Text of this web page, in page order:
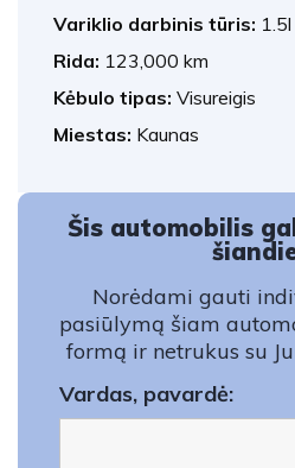
Variklio darbinis tūris:
Rida: 123,000 km
Kėbulo tipas: Visureigis
Miestas: Kaunas
Šis automobilis
Norėdami gauti
pasiūlymą šiam
formą ir netrukus su
Vardas, pavardė: